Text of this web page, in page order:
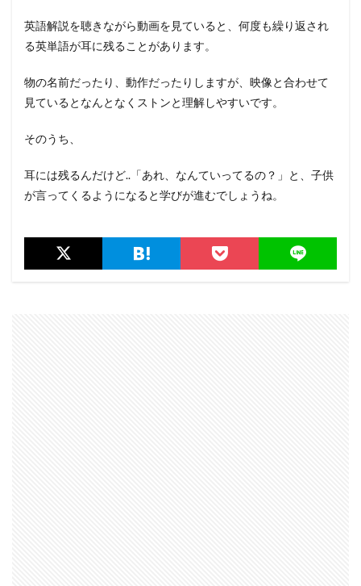
英語解説を聴きながら動画を見ていると、何度も繰り返され
る英単語が耳に残ることがあります。
物の名前だったり、動作だったりしますが、映像と合わせて
見ているとなんとなくストンと理解しやすいです。
そのうち、
耳には残るんだけど..「あれ、なんていってるの？」と、子供
が言ってくるようになると学びが進むでしょうね。